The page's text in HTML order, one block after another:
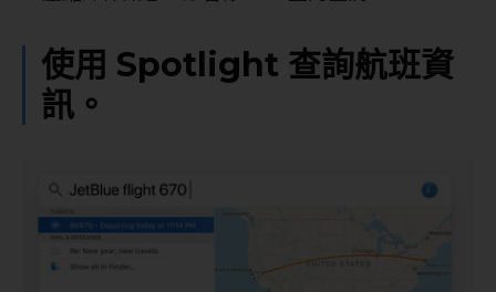
使用 Spotlight 查詢航班資
訊。